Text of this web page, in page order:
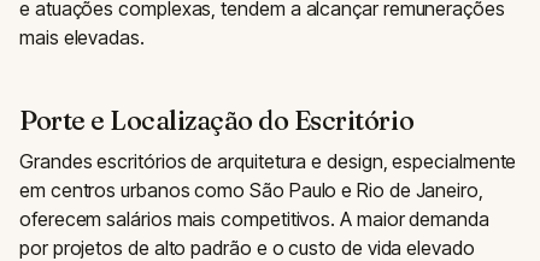
e atuações complexas, tendem a alcançar remunerações
mais elevadas.
Porte e Localização do Escritório
Grandes escritórios de arquitetura e design, especialmente
em centros urbanos como São Paulo e Rio de Janeiro,
oferecem salários mais competitivos. A maior demanda
por projetos de alto padrão e o custo de vida elevado